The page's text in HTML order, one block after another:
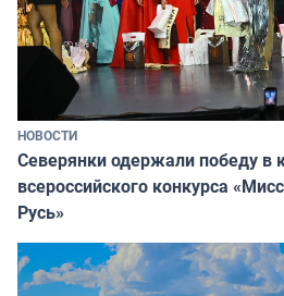
НОВОСТИ
Северянки одержали победу в
всероссийского конкурса
Русь»